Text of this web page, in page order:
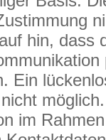
hin, dass
Ein
möglich.
im